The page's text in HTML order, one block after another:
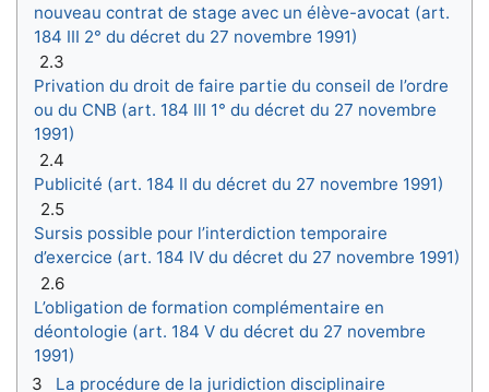
nouveau contrat de stage avec un élève-avocat (art.
184 III 2° du décret du 27 novembre 1991)
2.3
Privation du droit de faire partie du conseil de l’ordre
ou du CNB (art. 184 III 1° du décret du 27 novembre
1991)
2.4
Publicité (art. 184 II du décret du 27 novembre 1991)
2.5
Sursis possible pour l’interdiction temporaire
d’exercice (art. 184 IV du décret du 27 novembre 1991)
2.6
L’obligation de formation complémentaire en
déontologie (art. 184 V du décret du 27 novembre
1991)
3
La procédure de la juridiction disciplinaire